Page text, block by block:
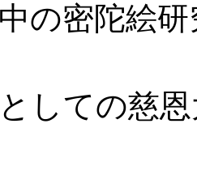
の密陀絵
しての慈